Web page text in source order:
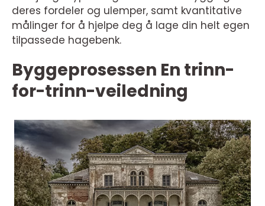
deres fordeler og ulemper, samt kvantitative
målinger for å hjelpe deg å lage din helt egen
tilpassede hagebenk.
Byggeprosessen En trinn-
for-trinn-veiledning